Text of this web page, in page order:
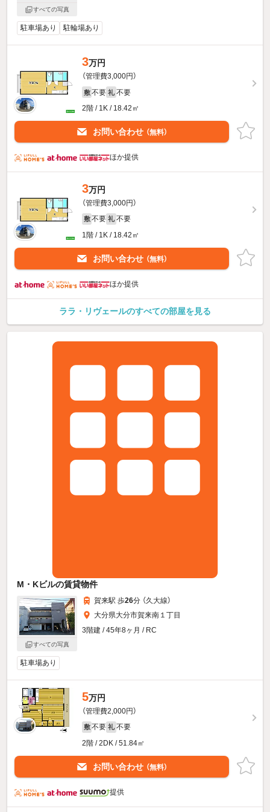
すべての写真
駐車場あり 駐輪場あり
3万円
（管理費3,000円）
敷 不要 礼 不要
2階 / 1K / 18.42㎡
お問い合わせ （無料）
ほか提供
3万円
（管理費3,000円）
敷 不要 礼 不要
1階 / 1K / 18.42㎡
お問い合わせ （無料）
ほか提供
ララ・リヴェールのすべての部屋を見る
M・Kビルの賃貸物件
すべての写真
賀来駅 歩26分 （久大線）
大分県大分市賀来南１丁目
3階建 / 45年8ヶ月 / RC
駐車場あり
5万円
（管理費2,000円）
敷 不要 礼 不要
2階 / 2DK / 51.84㎡
お問い合わせ （無料）
提供